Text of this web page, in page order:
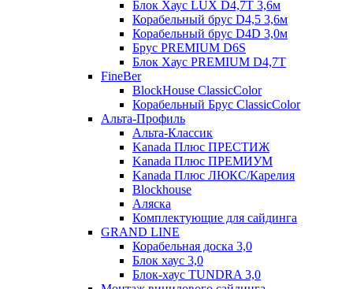
Блок Хаус LUX D4,7T 3,6м
Корабельный брус D4,5 3,6м
Корабельный брус D4D 3,0м
Брус PREMIUM D6S
Блок Хаус PREMIUM D4,7T
FineBer
BlockHouse ClassicColor
Корабельный Брус ClassicColor
Альта-Профиль
Альта-Классик
Kanada Плюс ПРЕСТИЖ
Kanada Плюс ПРЕМИУМ
Kanada Плюс ЛЮКС/Карелия
Blockhouse
Аляска
Комплектующие для сайдинга
GRAND LINE
Корабельная доска 3,0
Блок хаус 3,0
Блок-хаус TUNDRA 3,0